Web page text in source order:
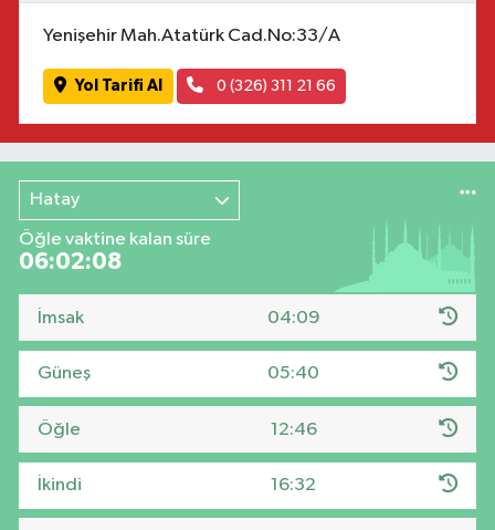
Yenişehir Mah.Atatürk Cad.No:33/A
Yol Tarifi Al 0 (326) 311 21 66
Hatay
Öğle vaktine kalan süre
06:02:07
İmsak 04:09
Güneş 05:40
Öğle 12:46
İkindi 16:32